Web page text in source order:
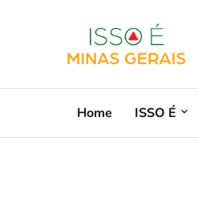
Home ISSO É